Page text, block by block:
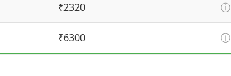
₹2320 ⓘ
₹6300 ⓘ